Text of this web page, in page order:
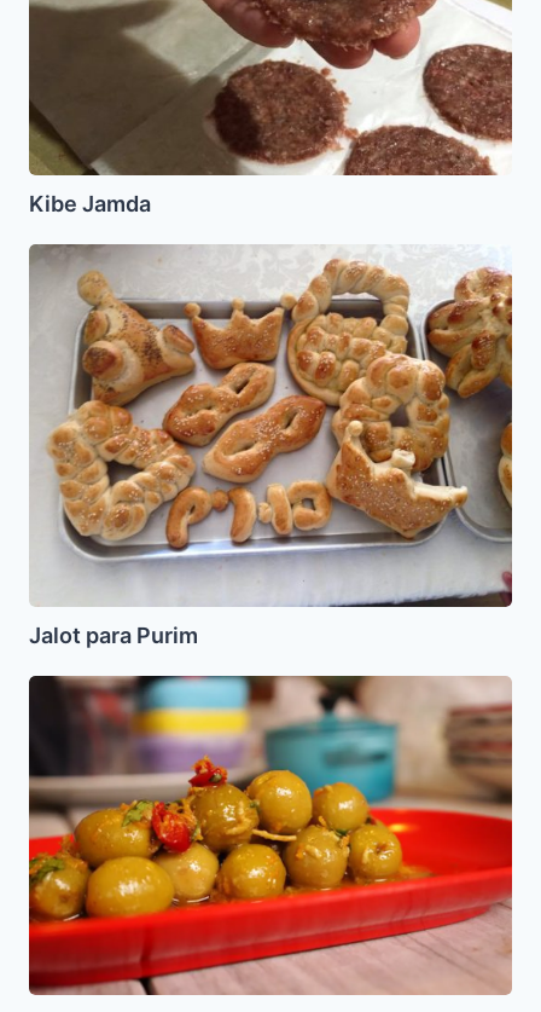
Kibe Jamda
Jalot
Jalot para Purim
Aceitunas
Aliñadas
estilo
Marroquí